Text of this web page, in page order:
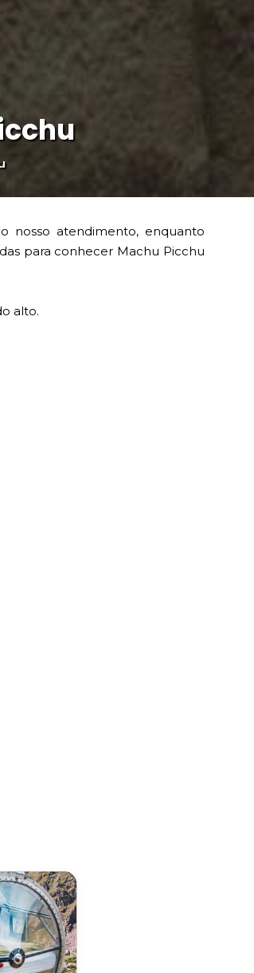
nosso atendimento, enquanto
para conhecer Machu Picchu
alto.